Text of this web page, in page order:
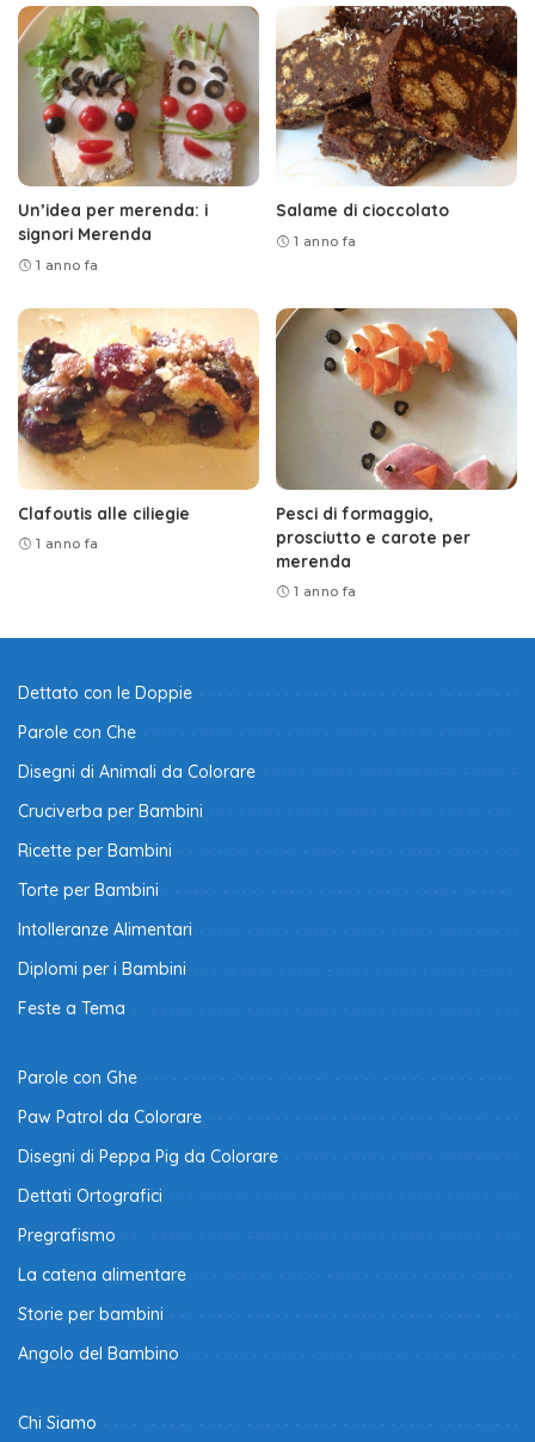
Un’idea per merenda: i
signori Merenda
1 anno fa
Salame di cioccolato
1 anno fa
Clafoutis alle ciliegie
1 anno fa
Pesci di formaggio,
prosciutto e carote per
merenda
1 anno fa
Dettato con le Doppie
Parole con Che
Disegni di Animali da Colorare
Cruciverba per Bambini
Ricette per Bambini
Torte per Bambini
Intolleranze Alimentari
Diplomi per i Bambini
Feste a Tema
Parole con Ghe
Paw Patrol da Colorare
Disegni di Peppa Pig da Colorare
Dettati Ortografici
Pregrafismo
La catena alimentare
Storie per bambini
Angolo del Bambino
Chi Siamo